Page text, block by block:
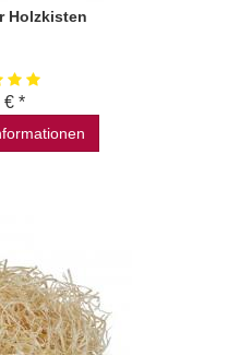
Holzkisten
€ *